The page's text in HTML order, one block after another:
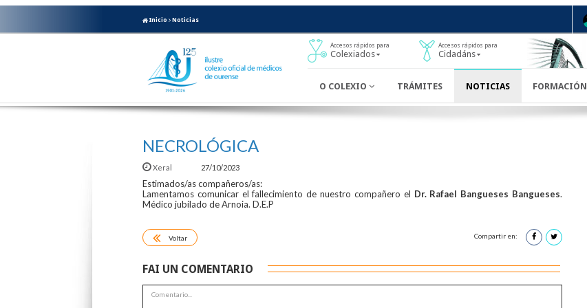
Inicio Noticias
Accesos rápidos para
Colexiados
Accesos rápidos para
Cidadáns
O COLEXIO TRÁMITES NOTICIAS FORMACIÓN
NECROLÓGICA
Xeral 27/10/2023
Estimados/as compañeros/as:
Lamentamos comunicar el fallecimiento de nuestro compañero el Dr. Rafael Bangueses Bangueses.
Médico jubilado de Arnoia. D.E.P
Voltar Compartir en:
FAI UN COMENTARIO